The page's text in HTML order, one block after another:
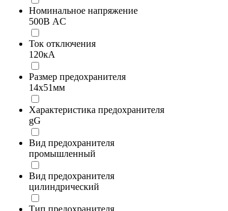
Номинальное напряжение
500В AC
Ток отключения
120кА
Размер предохранителя
14x51мм
Характеристика предохранителя
gG
Вид предохранителя
промышленный
Вид предохранителя
цилиндрический
Тип предохранителя